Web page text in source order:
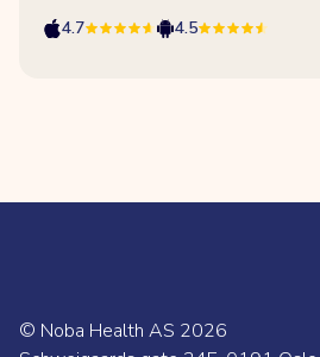
4.7
4.5
© Noba Health AS 2026